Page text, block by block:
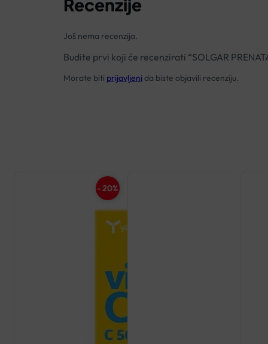
Recenzije
Još nema recenzija.
Budite prvi koji će recenzirati “SOLGAR
Morate biti prijavljeni da biste objavili recenziju.
- 20%